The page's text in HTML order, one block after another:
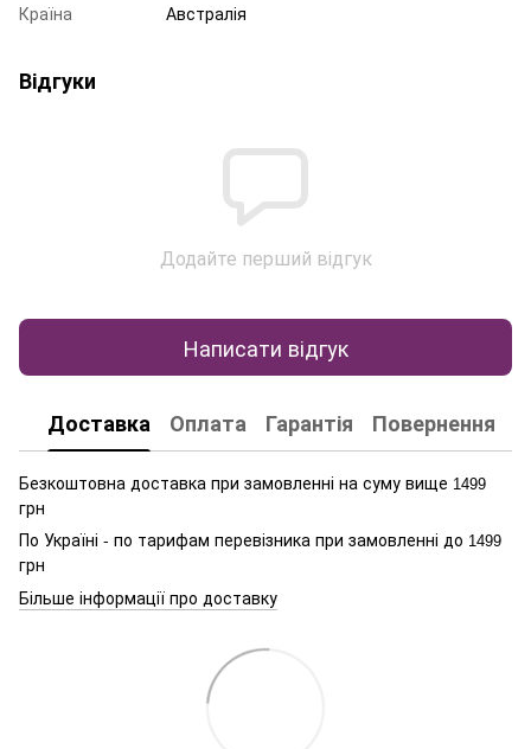
Країна
Австралія
Відгуки
Додайте перший відгук
Написати відгук
Доставка Оплата Гарантія Повернення
Безкоштовна доставка при замовленні на суму вище 1499
грн
По Україні - по тарифам перевізника при замовленні до 1499
грн
Більше інформації про доставку